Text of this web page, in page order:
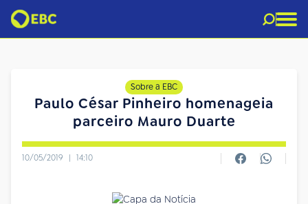
Sobre a EBC
Paulo César Pinheiro homenageia
parceiro Mauro Duarte
10/05/2019 | 14:10